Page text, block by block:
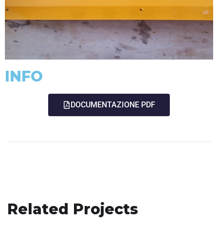
INFO
DOCUMENTAZIONE PDF
Related Projects